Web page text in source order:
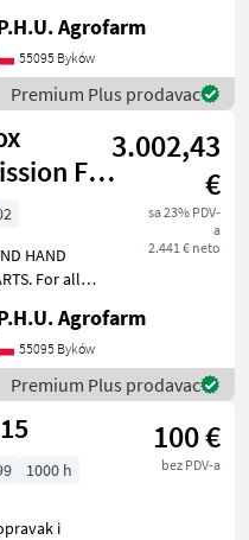
mail either
-
fragen
Agrofarm
55095 Byków
Premium Plus prodavac
Fiat
3.002,43
€
sa 23% PDV-
a
2.441 € neto
HAND
For all
mail either
-
fragen
Agrofarm
55095 Byków
Premium Plus prodavac
100 €
bez PDV-a
1000 h